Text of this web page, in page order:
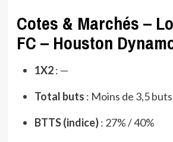
Cotes & Marchés –
FC – Houston
1X2: —
Total buts : Moins de 3,5 buts
BTTS (indice): 27% / 40%